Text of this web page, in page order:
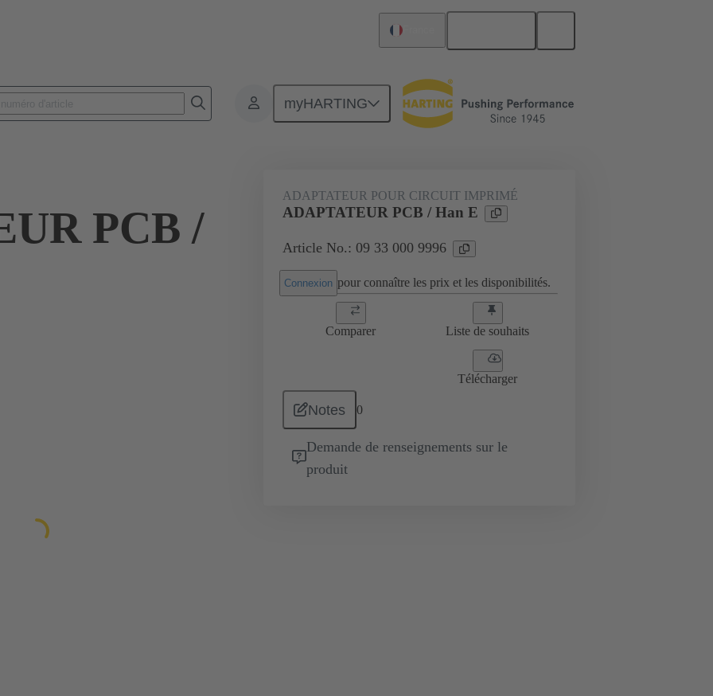
myHARTING
Accessoires Adaptateur 09 33 000 9996
PCB /
ADAPTATEUR POUR CIRCUIT IMPRIMÉ
ADAPTATEUR PCB / Han E
Article No.: 09 33 000 9996
Connexion pour connaître les prix et les disponibilités.
Comparer Liste de souhaits
Télécharger
Notes 0
Demande de renseignements sur le
produit